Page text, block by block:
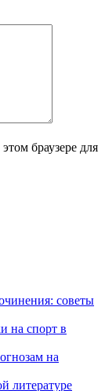
браузере для
советы
на спорт в
на
литературе